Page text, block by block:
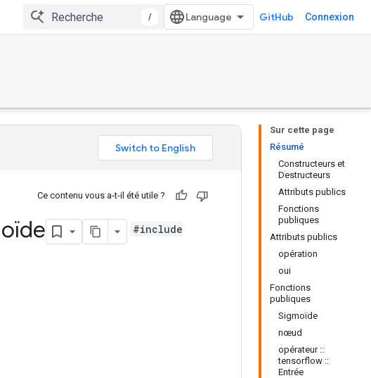
/ GitHub Connexion
Sur cette page
Résumé
Constructeurs et
Destructeurs
Attributs publics
Fonctions
publiques
Attributs publics
opération
oui
Fonctions
publiques
Sigmoïde
nœud
opérateur ::
tensorflow ::
Entrée
Ce contenu vous a-t-il été utile ?
#include